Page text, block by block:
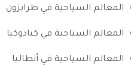
المعالم السياحية في طرابزون
المعالم السياحية في كبادوكيا
المعالم السياحية في أنطاليا